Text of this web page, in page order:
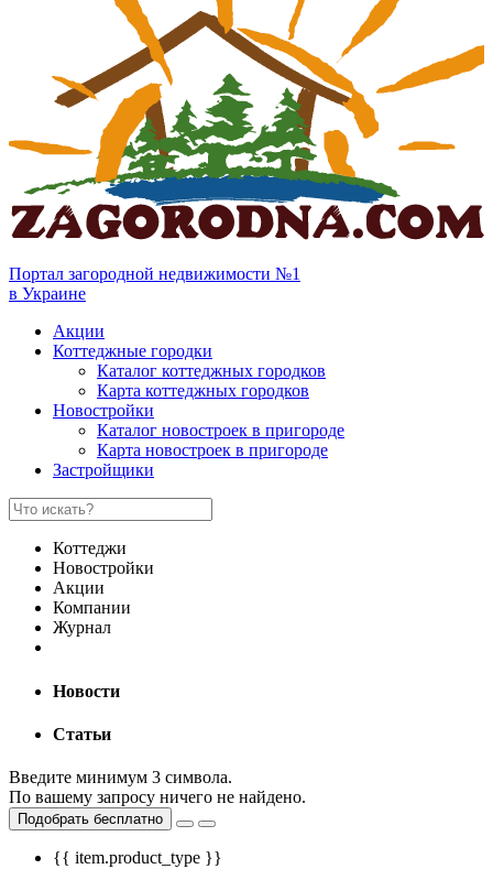
Портал загородной недвижимости №1
в Украине
Акции
Коттеджные городки
Каталог коттеджных городков
Карта коттеджных городков
Новостройки
Каталог новостроек в пригороде
Карта новостроек в пригороде
Застройщики
Коттеджи
Новостройки
Акции
Компании
Журнал
Новости
Статьи
Введите минимум 3 символа.
По вашему запросу ничего не найдено.
Подобрать бесплатно
{{ item.product_type }}